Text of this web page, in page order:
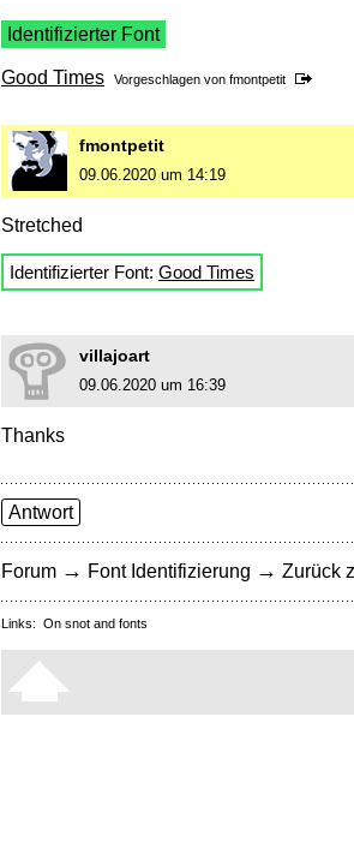
Identifizierter Font
Good Times Vorgeschlagen von fmontpetit
fmontpetit
09.06.2020 um 14:19
Stretched
Identifizierter Font: Good Times
villajoart
09.06.2020 um 16:39
Thanks
Antwort
Forum → Font Identifizierung → Zurück
Links: On snot and fonts